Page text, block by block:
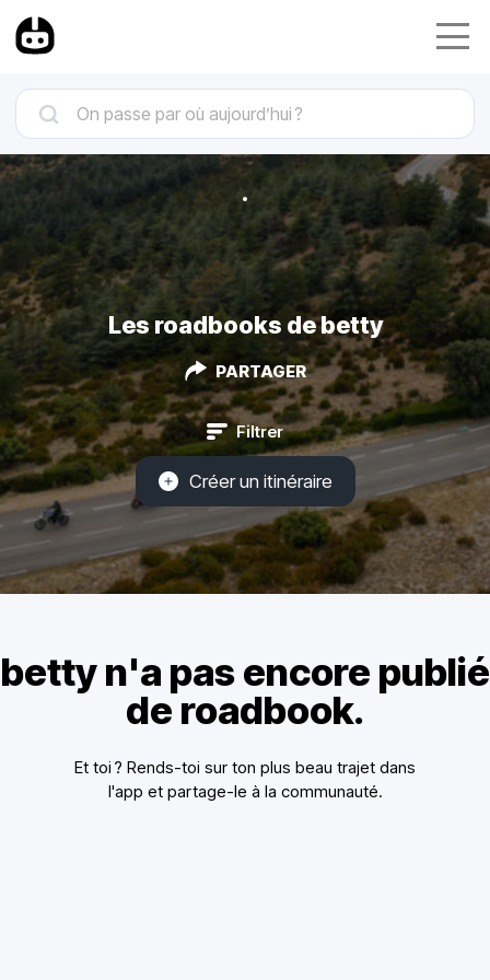
Les roadbooks de betty
PARTAGER
Filtrer
Créer un itinéraire
betty n'a pas encore publié
de roadbook.
Et toi ? Rends-toi sur ton plus beau trajet dans
l'app et partage-le à la communauté.